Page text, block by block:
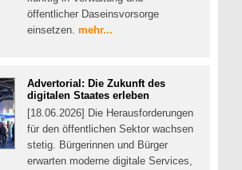
öffentlicher Daseinsvorsorge
einsetzen. mehr...
Advertorial: Die Zukunft des
digitalen Staates erleben
[18.06.2026] Die Herausforderungen
für den öffentlichen Sektor wachsen
stetig. Bürgerinnen und Bürger
erwarten moderne digitale Services,